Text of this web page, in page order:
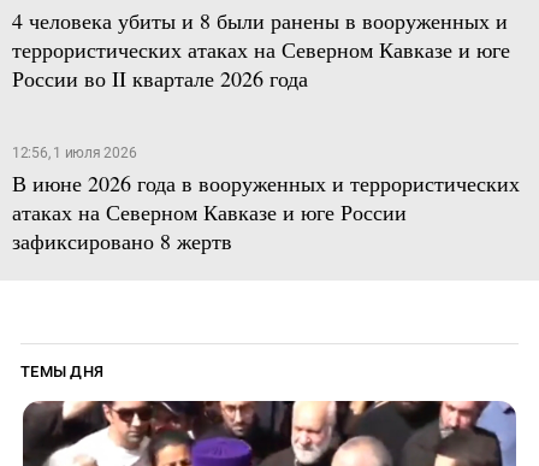
4 человека убиты и 8 были ранены в вооруженных и
террористических атаках на Северном Кавказе и юге
России во II квартале 2026 года
12:56, 1 июля 2026
В июне 2026 года в вооруженных и террористических
атаках на Северном Кавказе и юге России
зафиксировано 8 жертв
ТЕМЫ ДНЯ